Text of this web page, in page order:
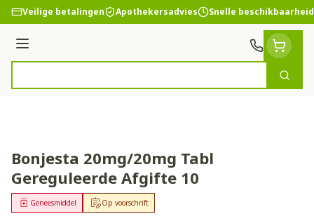
Ga naar de inhoud
Veilige betalingen Apothekersadvies Snelle beschikbaarheid
Menu
Zoek
Bonjesta 20mg/20mg Tabl
Gereguleerde Afgifte 10
Op voorschrift
Geneesmiddel